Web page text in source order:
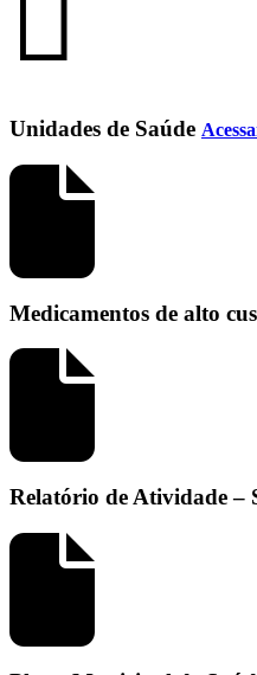
Unidades de Saúde
Medicamentos de alto
Relatório de Atividade –